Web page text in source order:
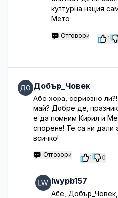
културна нация
Мето
Отговори 1
Добър_Човек
Абе хора, сериозно
май? Добре де,
е да помним Кирил и
спорeне! Те са ни дали
всичко!
Отговори 1 0
lwypb157
Абе,